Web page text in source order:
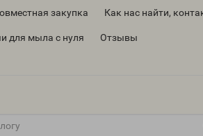
закупка Как нас найти,
для мыла с нуля Отзывы